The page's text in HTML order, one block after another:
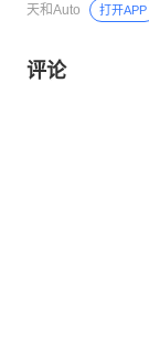
天和Auto 打开APP
评论